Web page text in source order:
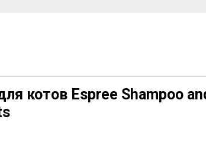
котов Espree Shampoo